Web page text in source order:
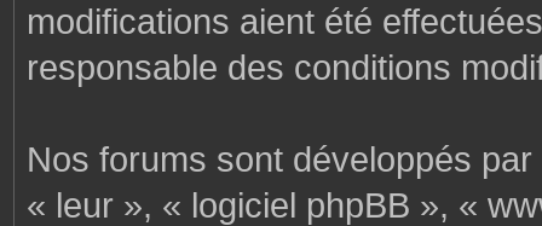
modifications aient été
responsable des conditions
Nos forums sont développés
« leur », « logiciel phpBB », «